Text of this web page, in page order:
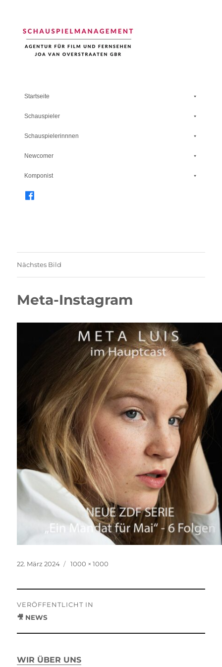
Startseite
Schauspieler
Schauspielerinnnen
Newcomer
Komponist
Nächstes Bild
Meta-Instagram
Veröffentlicht
22. März 2024 Originalgröße
1000 × 1000
VERÖFFENTLICHT IN
🎥 NEWS
WIR ÜBER UNS